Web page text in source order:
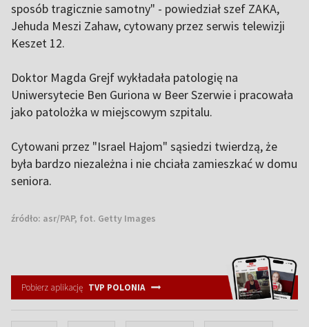
sposób tragicznie samotny" - powiedział szef ZAKA,
Jehuda Meszi Zahaw, cytowany przez serwis telewizji
Keszet 12.
Doktor Magda Grejf wykładała patologię na
Uniwersytecie Ben Guriona w Beer Szerwie i pracowała
jako patolożka w miejscowym szpitalu.
Cytowani przez "Israel Hajom" sąsiedzi twierdzą, że
była bardzo niezależna i nie chciała zamieszkać w domu
seniora.
źródło: asr/PAP, fot. Getty Images
Pobierz aplikację TVP POLONIA